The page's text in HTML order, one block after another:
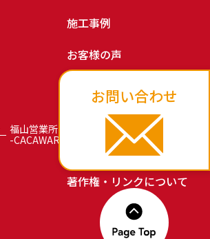
福山営業所
-CACAWARI-
施工事例
お客様の声
お知らせ
お問い合わせ
プライバシーポリシー
著作権・リンクについて
お問い合わせ